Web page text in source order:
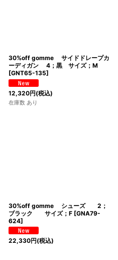
30%off gomme サイドドレープカ
ーディガン 4；黒 サイズ；M
[GNT65-135]
12,320円(税込)
在庫数 あり
30%off gomme シューズ 2；
ブラック サイズ；F [GNA79-
624]
22,330円(税込)